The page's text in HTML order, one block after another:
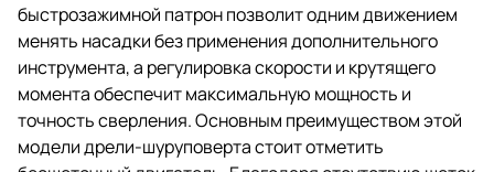
быстрозажимной патрон позволит одним движением
менять насадки без применения дополнительного
инструмента, а регулировка скорости и крутящего
момента обеспечит максимальную мощность и
точность сверления. Основным преимуществом этой
модели дрели-шуруповерта стоит отметить